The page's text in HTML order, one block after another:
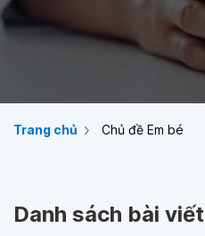
Trang chủ Chủ đề Em bé
Danh sách bài viết